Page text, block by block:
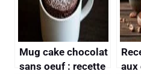
Mug cake chocolat
sans oeuf : recette
aux